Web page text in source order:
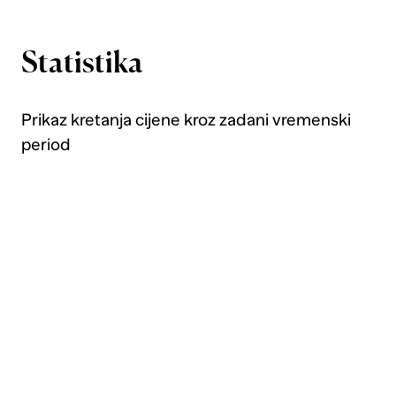
Statistika
Prikaz kretanja cijene kroz zadani vremenski
period